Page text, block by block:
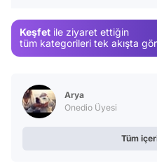
Keşfet ile ziyaret ettiğin
tüm kategorileri tek akışta
Arya
Onedio Üyesi
Tüm